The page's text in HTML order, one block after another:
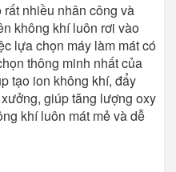
nhiều nhân công và
không khí luôn rơi vào
lựa chọn máy làm mát có
thông minh nhất của
tạo ion không khí, đẩy
giúp tăng lượng oxy
khí luôn mát mẻ và dễ